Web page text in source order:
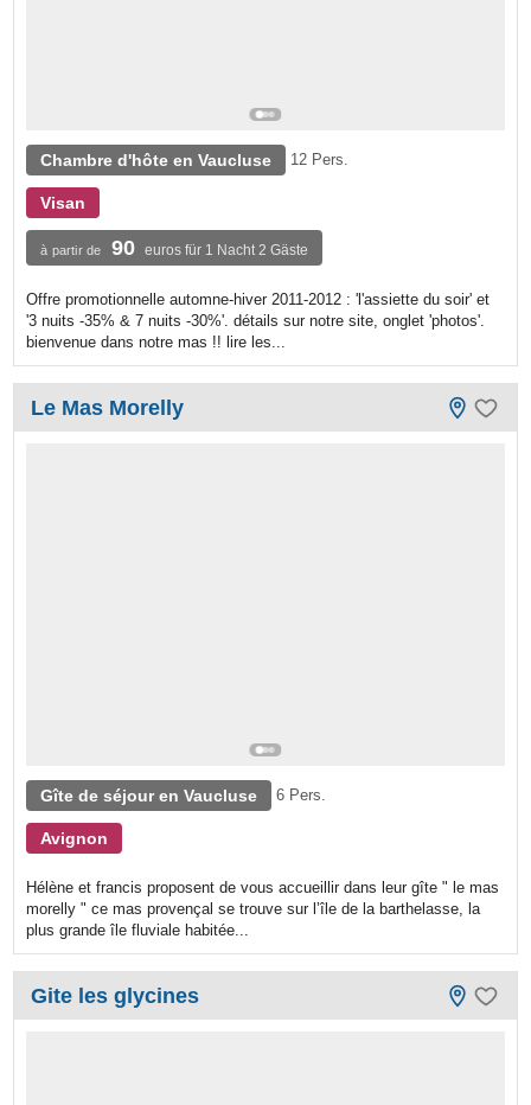
Chambre d'hôte en Vaucluse 12 Pers.
Visan
à partir de 90 euros für 1 Nacht 2 Gäste
Offre promotionnelle automne-hiver 2011-2012 : 'l'assiette du soir' et
'3 nuits -35% & 7 nuits -30%'. détails sur notre site, onglet 'photos'.
bienvenue dans notre mas !! lire les...
Le Mas Morelly
Gîte de séjour en Vaucluse 6 Pers.
Avignon
Hélène et francis proposent de vous accueillir dans leur gîte " le mas
morelly " ce mas provençal se trouve sur l’île de la barthelasse, la
plus grande île fluviale habitée...
Gite les glycines